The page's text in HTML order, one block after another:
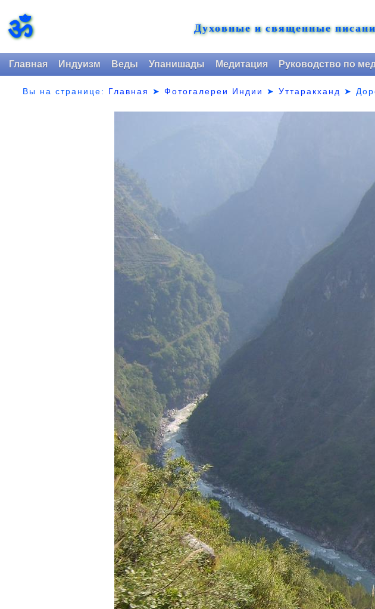
ॐ Духовные и священные
Главная Индуизм Веды Упанишады Медитация Руководство по
Вы на странице: Главная ➤Фотогалереи Индии ➤Уттаракханд ➤